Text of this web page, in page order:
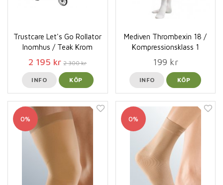
Trustcare Let's Go Rollator
Inomhus / Teak Krom
2 195 kr 2 300 kr
INFO KÖP
Mediven Thrombexin 18 /
Kompressionsklass 1
199 kr
INFO KÖP
0% 0%